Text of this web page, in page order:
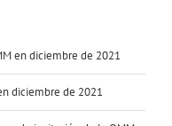
en diciembre de 2021
diciembre de 2021